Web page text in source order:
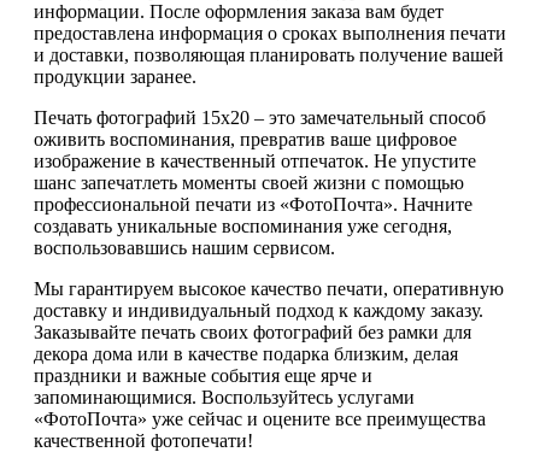
информации. После оформления заказа вам будет
предоставлена информация о сроках выполнения печати
и доставки, позволяющая планировать получение вашей
продукции заранее.
Печать фотографий 15х20 – это замечательный способ
оживить воспоминания, превратив ваше цифровое
изображение в качественный отпечаток. Не упустите
шанс запечатлеть моменты своей жизни с помощью
профессиональной печати из «ФотоПочта». Начните
создавать уникальные воспоминания уже сегодня,
воспользовавшись нашим сервисом.
Мы гарантируем высокое качество печати, оперативную
доставку и индивидуальный подход к каждому заказу.
Заказывайте печать своих фотографий без рамки для
декора дома или в качестве подарка близким, делая
праздники и важные события еще ярче и
запоминающимися. Воспользуйтесь услугами
«ФотоПочта» уже сейчас и оцените все преимущества
качественной фотопечати!